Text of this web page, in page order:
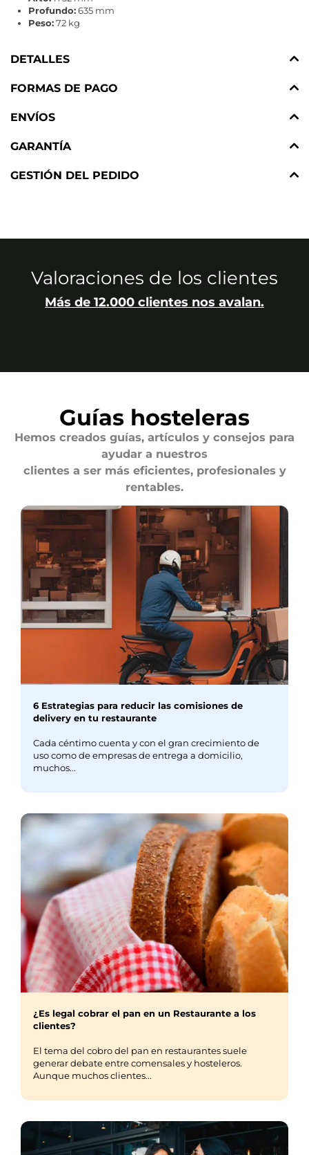
Profundo:635 mm
Peso:72 kg
DETALLES
FORMAS DE PAGO
ENVÍOS
GARANTÍA
GESTIÓN DEL PEDIDO
Valoraciones de los clientes
Más de 12.000 clientes nos avalan.
Guías hosteleras
Hemos creados guías, artículos y consejos para
ayudar a nuestros
clientes a ser más eficientes, profesionales y
rentables.
6 Estrategias para reducir las comisiones de
delivery en tu restaurante
Cada céntimo cuenta y con el gran crecimiento de
uso como de empresas de entrega a domicilio,
muchos...
¿Es legal cobrar el pan en un Restaurante a los
clientes?
El tema del cobro del pan en restaurantes suele
generar debate entre comensales y hosteleros.
Aunque muchos clientes...